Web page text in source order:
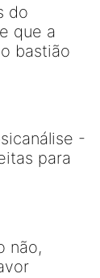
do
que a
bastião
-
para
não,